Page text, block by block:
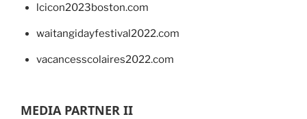
lcicon2023boston.com
waitangidayfestival2022.com
vacancesscolaires2022.com
MEDIA PARTNER II